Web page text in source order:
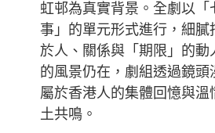
虹邨為真實背景。全劇以「
事」的單元形式進行，細膩
於人、關係與「期限」的動
的風景仍在，劇組透過鏡
屬於香港人的集體回憶與
土共鳴。